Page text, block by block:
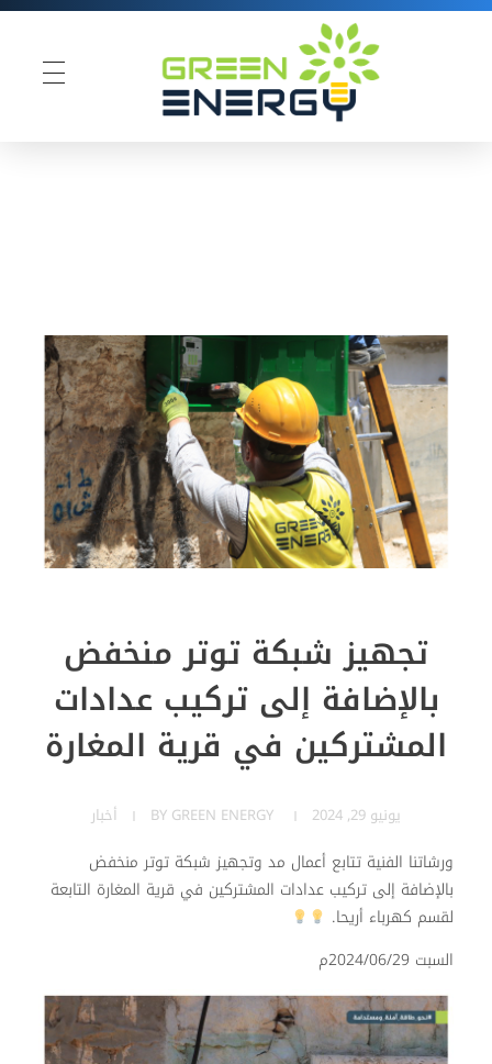
تجهيز شبكة توتر منخفض
بالإضافة إلى تركيب عدادات
المشتركين في قرية المغارة
يونيو 29, 2024 BY GREEN ENERGY أخبار
ورشاتنا الفنية تتابع أعمال مد وتجهيز شبكة توتر منخفض
بالإضافة إلى تركيب عدادات المشتركين في قرية المغارة التابعة
لقسم كهرباء أريحا.
السبت 2024/06/29م